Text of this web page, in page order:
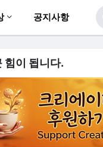
공지사항
힘이 됩니다.